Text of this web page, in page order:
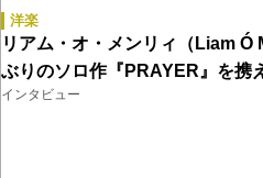
洋楽
リアム・オ・メンリィ（Liam
ぶりのソロ作『PRAYER』を携
インタビュー